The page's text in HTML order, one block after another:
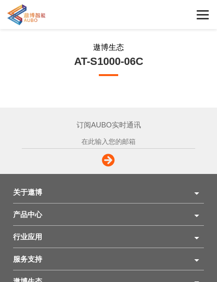
遨博生态
AT-S1000-06C
订阅AUBO实时通讯
关于遨博
产品中心
行业应用
服务支持